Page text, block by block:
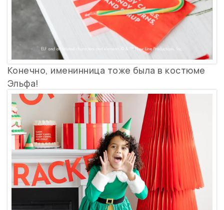
Конечно, именинница тоже была в костюме
Эльфа!